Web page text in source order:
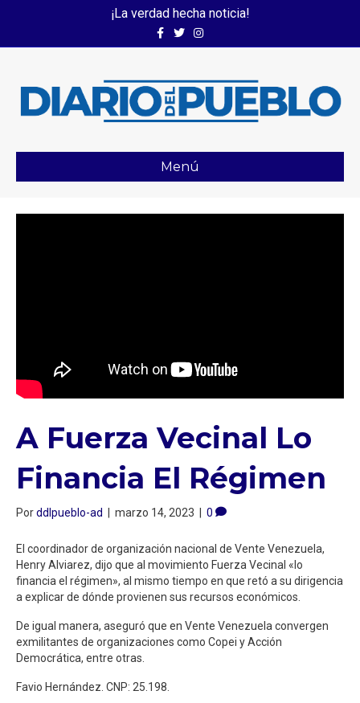
¡La verdad hecha noticia!
FacebookTwitterInstagram
Menú
A Fuerza Vecinal Lo
Financia El Régimen
Porddlpueblo-ad marzo 14, 2023 0
El coordinador de organización nacional de Vente Venezuela,
Henry Alviarez, dijo que al movimiento Fuerza Vecinal «lo
financia el régimen», al mismo tiempo en que retó a su dirigencia
a explicar de dónde provienen sus recursos económicos.
De igual manera, aseguró que en Vente Venezuela convergen
exmilitantes de organizaciones como Copei y Acción
Democrática, entre otras.
Favio Hernández. CNP: 25.198.